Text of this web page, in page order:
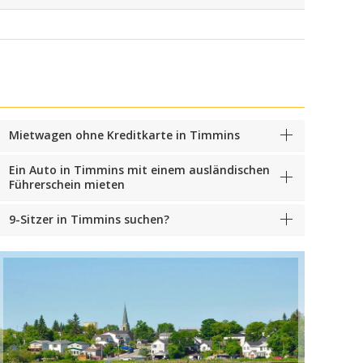
Mietwagen ohne Kreditkarte in Timmins
Ein Auto in Timmins mit einem ausländischen
Führerschein mieten
9-Sitzer in Timmins suchen?